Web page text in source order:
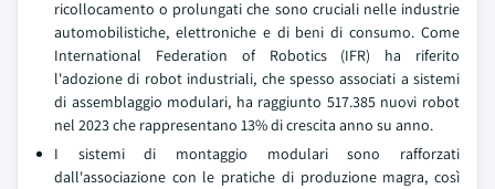
ricollocamento o prolungati che sono cruciali nelle industrie
automobilistiche, elettroniche e di beni di consumo. Come
International Federation of Robotics (IFR) ha riferito
l'adozione di robot industriali, che spesso associati a sistemi
di assemblaggio modulari, ha raggiunto 517.385 nuovi robot
nel 2023 che rappresentano 13% di crescita anno su anno.
I sistemi di montaggio modulari sono rafforzati
dall'associazione con le pratiche di produzione magra, così